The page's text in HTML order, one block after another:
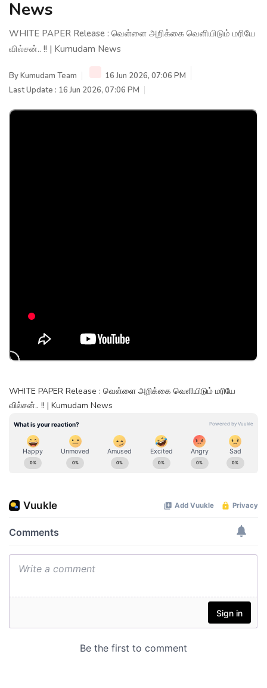
News
WHITE PAPER Release : வெள்ளை அறிக்கை வெளியிடும் மரியே
வில்சன்.. !! | Kumudam News
ByKumudam Team
16 Jun 2026, 07:06 PM
Last Update : 16 Jun 2026, 07:06 PM
WHITE PAPER Release : வெள்ளை அறிக்கை வெளியிடும் மரியே
வில்சன்.. !! | Kumudam News